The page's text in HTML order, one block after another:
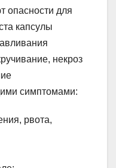
опасности для
капсулы
некроз
симптомами:
рвота,